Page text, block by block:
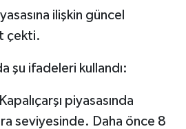
ilişkin güncel
çekti.
şu ifadeleri kullandı:
piyasasında
seviyesinde. Daha önce 8